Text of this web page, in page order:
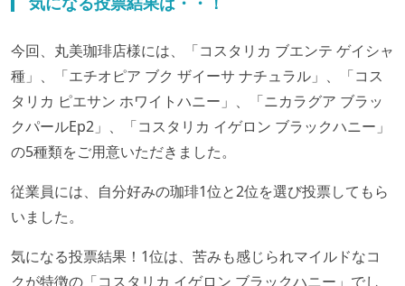
今回、丸美珈琲店様には、「コスタリカ ブエンテ ゲイシャ
種」、「エチオピア ブク ザイーサ ナチュラル」、「コス
タリカ ピエサン ホワイトハニー」、「ニカラグア ブラッ
クパールEp2」、「コスタリカ イゲロン ブラックハニー」
の5種類をご用意いただきました。
従業員には、自分好みの珈琲1位と2位を選び投票してもら
いました。
気になる投票結果！1位は、苦みも感じられマイルドなコ
クが特徴の「コスタリカ イゲロン ブラックハニー」でし